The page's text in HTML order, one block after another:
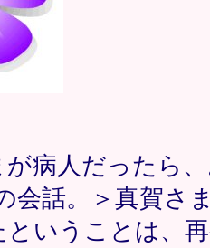
が病人だったら
会話。＞真賀さ
ということは、